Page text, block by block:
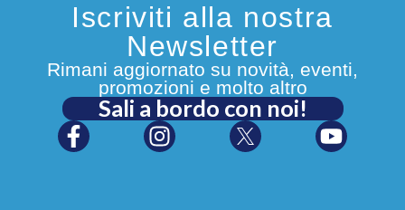
Iscriviti alla nostra
Newsletter
Rimani aggiornato su novità, eventi,
promozioni e molto altro
Sali a bordo con noi!